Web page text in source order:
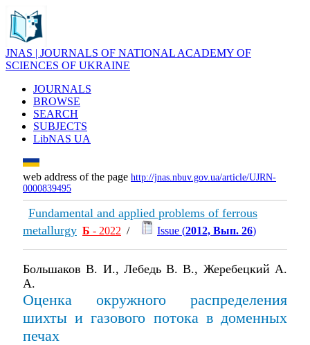
JNAS | JOURNALS OF NATIONAL ACADEMY OF
SCIENCES OF UKRAINE
JOURNALS
BROWSE
SEARCH
SUBJECTS
LibNAS UA
web address of the page http://jnas.nbuv.gov.ua/article/UJRN-
0000839495
Fundamental and applied problems of ferrous
metallurgy Б - 2022 / Issue (2012, Вып. 26)
Большаков В. И., Лебедь В. В., Жеребецкий А.
А.
Оценка окружного распределения
шихты и газового потока в доменных
печах